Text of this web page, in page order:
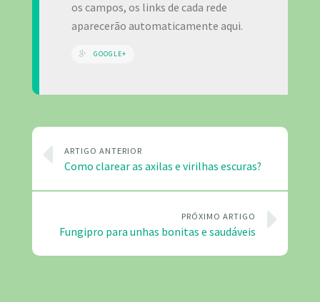
os campos, os links de cada rede
aparecerão automaticamente aqui.
GOOGLE+
ARTIGO ANTERIOR
Como clarear as axilas e virilhas escuras?
PRÓXIMO ARTIGO
Fungipro para unhas bonitas e saudáveis